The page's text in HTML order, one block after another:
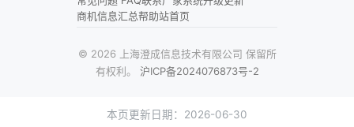
商机信息汇总帮助站首页
© 2026 上海澄成信息技术有限公司 保留所
有权利。 沪ICP备2024076873号-2
本页更新日期：2026-06-30